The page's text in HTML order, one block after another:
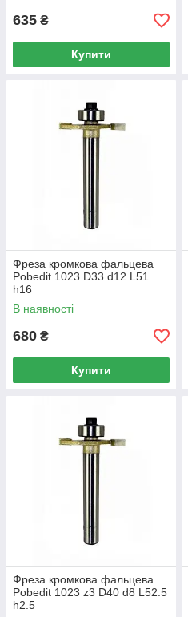
635 ₴
Купити
Фреза кромкова фальцева
Pobedit 1023 D33 d12 L51
h16
В наявності
680 ₴
Купити
Фреза кромкова фальцева
Pobedit 1023 z3 D40 d8 L52.5
h2.5